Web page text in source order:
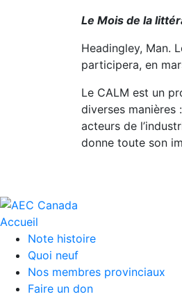
Le Mois de la
Headingley, Man.
participera, en
Le CALM est un
diverses manières
acteurs de
donne toute son
Accueil
Note histoire
Quoi neuf
Nos membres provinciaux
Faire un don